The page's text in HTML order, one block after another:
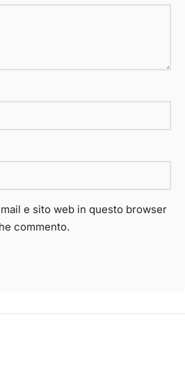
e sito web in questo browser
commento.